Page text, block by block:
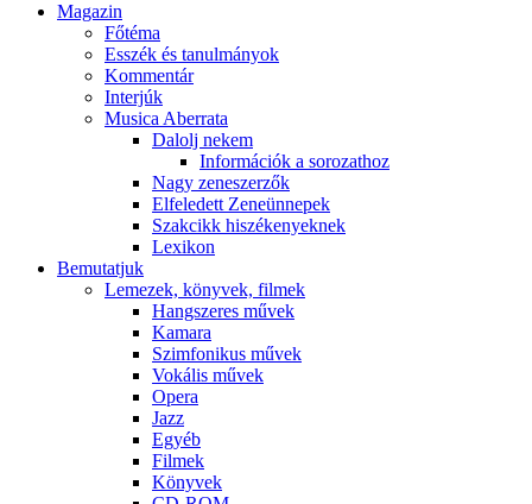
Magazin
Főtéma
Esszék és tanulmányok
Kommentár
Interjúk
Musica Aberrata
Dalolj nekem
Információk a sorozathoz
Nagy zeneszerzők
Elfeledett Zeneünnepek
Szakcikk hiszékenyeknek
Lexikon
Bemutatjuk
Lemezek, könyvek, filmek
Hangszeres művek
Kamara
Szimfonikus művek
Vokális művek
Opera
Jazz
Egyéb
Filmek
Könyvek